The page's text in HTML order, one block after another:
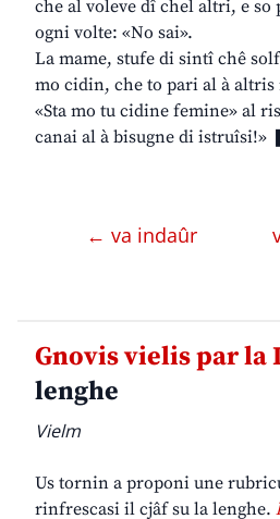
che al voleve dî chel altri, e so
ogni volte: «No sai».
La mame, stufe di sintî chê
mo cidin, che to pari al à altris
«Sta mo tu cidine femine» al
canai al à bisugne di istruîsi!» ❚
← va indaûr
Gnovis vielis par la
lenghe
Vielm
Us tornin a proponi une
rinfrescasi il cjâf su la lenghe.